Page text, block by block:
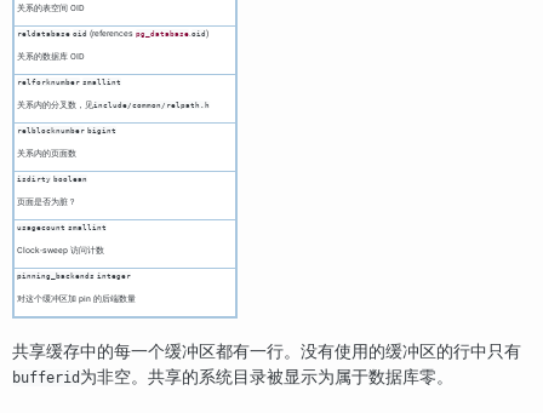
关系的表空间 OID
reldatabase oid (references pg_database.oid)
关系的数据库 OID
relforknumber smallint
关系内的分叉数，见include/common/relpath.h
relblocknumber bigint
关系内的页面数
isdirty boolean
页面是否为脏？
usagecount smallint
Clock-sweep 访问计数
pinning_backends integer
对这个缓冲区加 pin 的后端数量
共享缓存中的每一个缓冲区都有一行。没有使用的缓冲区的行中只有
bufferid 为非空。共享的系统目录被显示为属于数据库零。